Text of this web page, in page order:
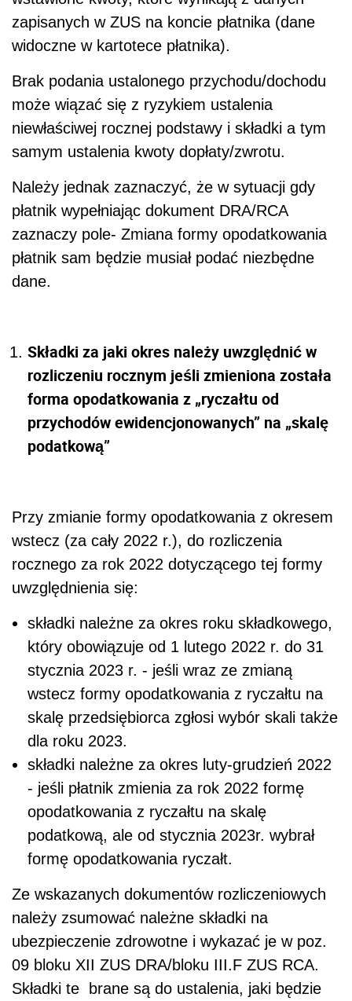
zapisanych w ZUS na koncie płatnika (dane
widoczne w kartotece płatnika).
Brak podania ustalonego przychodu/dochodu
może wiązać się z ryzykiem ustalenia
niewłaściwej rocznej podstawy i składki a tym
samym ustalenia kwoty dopłaty/zwrotu.
Należy jednak zaznaczyć, że w sytuacji gdy
płatnik wypełniając dokument DRA/RCA
zaznaczy pole- Zmiana formy opodatkowania
płatnik sam będzie musiał podać niezbędne
dane.
Składki za jaki okres należy uwzględnić w
rozliczeniu rocznym jeśli zmieniona została
forma opodatkowania z „ryczałtu od
przychodów ewidencjonowanych” na „skalę
podatkową”
Przy zmianie formy opodatkowania z okresem
wstecz (za cały 2022 r.), do rozliczenia
rocznego za rok 2022 dotyczącego tej formy
uwzględnienia się:
składki należne za okres roku składkowego,
który obowiązuje od 1 lutego 2022 r. do 31
stycznia 2023 r. - jeśli wraz ze zmianą
wstecz formy opodatkowania z ryczałtu na
skalę przedsiębiorca zgłosi wybór skali także
dla roku 2023.
składki należne za okres luty-grudzień 2022
- jeśli płatnik zmienia za rok 2022 formę
opodatkowania z ryczałtu na skalę
podatkową, ale od stycznia 2023r. wybrał
formę opodatkowania ryczałt.
Ze wskazanych dokumentów rozliczeniowych
należy zsumować należne składki na
ubezpieczenie zdrowotne i wykazać je w poz.
09 bloku XII ZUS DRA/bloku III.F ZUS RCA.
Składki te brane są do ustalenia, jaki będzie